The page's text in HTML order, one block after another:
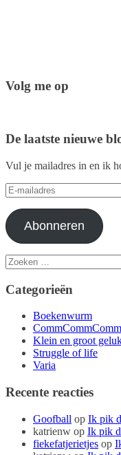
Volg me op
De laatste nieuwe
Vul je mailadres in en ik
E-
mailadres
Abonneren
Zoeken
naar:
Categorieën
Boekenwurm
CommCommComm
Klein en groot
Struggle of life
Varia
Recente reacties
Goofball op Ik pik
katrienw op Ik pik
fiekefatjerietjes op